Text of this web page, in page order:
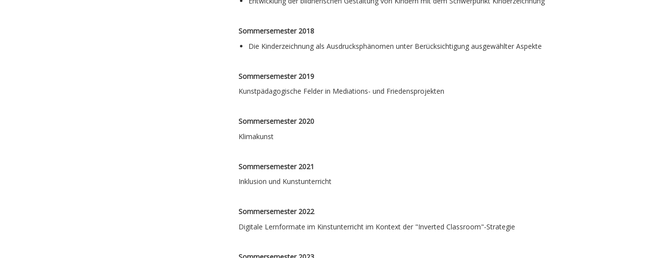
Sommersemester 2018
Die Kinderzeichnung als Ausdrucksphänomen unter Berücksichtigung ausgewählter Aspekte
Sommersemester 2019
Kunstpädagogische Felder in Mediations- und Friedensprojekten
Sommersemester 2020
Klimakunst
Sommersemester 2021
Inklusion und Kunstunterricht
Sommersemester 2022
Digitale Lernformate im Kinstunterricht im Kontext der "Inverted Classroom"-Strategie